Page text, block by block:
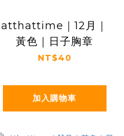
atthattime｜12月｜
黃色｜日子胸章
NT$40
加入購物車